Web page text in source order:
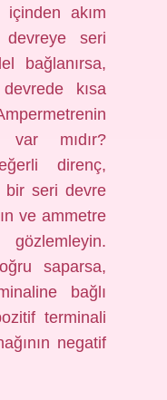
akım
seri
bağlanırsa,
kısa
mıdır?
direnç,
bir seri devre
ve ammetre
saparsa,
bağlı
terminali
negatif